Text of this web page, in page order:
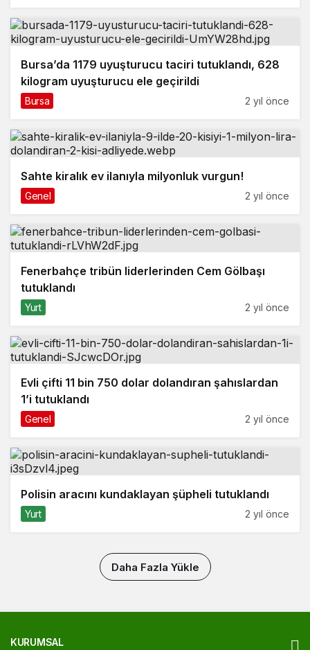
Bursa’da 1179 uyuşturucu taciri tutuklandı, 628
kilogram uyuşturucu ele geçirildi
Bursa 2 yıl önce
Sahte kiralık ev ilanıyla milyonluk vurgun!
Genel 2 yıl önce
Fenerbahçe tribün liderlerinden Cem Gölbaşı
tutuklandı
Yurt 2 yıl önce
Evli çifti 11 bin 750 dolar dolandıran şahıslardan
1’i tutuklandı
Genel 2 yıl önce
Polisin aracını kundaklayan şüpheli tutuklandı
Yurt 2 yıl önce
Daha Fazla Yükle
KURUMSAL